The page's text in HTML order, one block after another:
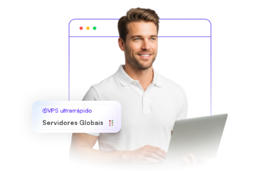
VPS ultrarrápido
Servidores Globais